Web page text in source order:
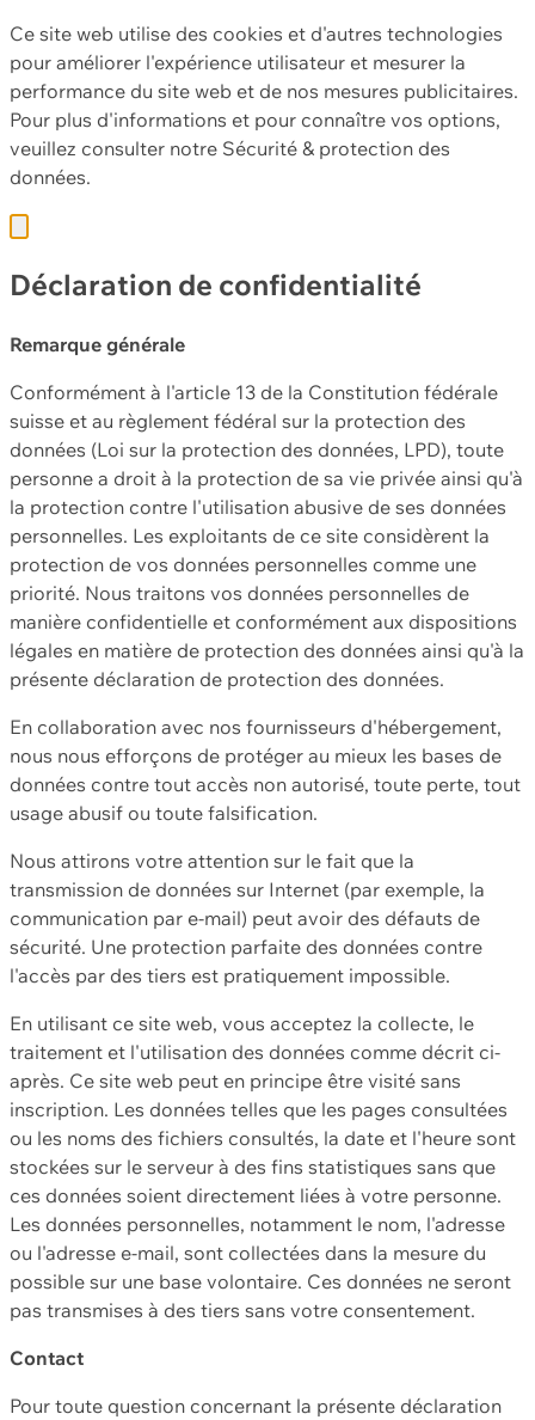
Ce site web utilise des cookies et d'autres technologies
pour améliorer l'expérience utilisateur et mesurer la
performance du site web et de nos mesures publicitaires.
Pour plus d'informations et pour connaître vos options,
veuillez consulter notre Sécurité & protection des
données.
Déclaration de confidentialité
Remarque générale
Conformément à l'article 13 de la Constitution fédérale
suisse et au règlement fédéral sur la protection des
données (Loi sur la protection des données, LPD), toute
personne a droit à la protection de sa vie privée ainsi qu'à
la protection contre l'utilisation abusive de ses données
personnelles. Les exploitants de ce site considèrent la
protection de vos données personnelles comme une
priorité. Nous traitons vos données personnelles de
manière confidentielle et conformément aux dispositions
légales en matière de protection des données ainsi qu'à la
présente déclaration de protection des données.
En collaboration avec nos fournisseurs d'hébergement,
nous nous efforçons de protéger au mieux les bases de
données contre tout accès non autorisé, toute perte, tout
usage abusif ou toute falsification.
Nous attirons votre attention sur le fait que la
transmission de données sur Internet (par exemple, la
communication par e-mail) peut avoir des défauts de
sécurité. Une protection parfaite des données contre
l'accès par des tiers est pratiquement impossible.
En utilisant ce site web, vous acceptez la collecte, le
traitement et l'utilisation des données comme décrit ci-
après. Ce site web peut en principe être visité sans
inscription. Les données telles que les pages consultées
ou les noms des fichiers consultés, la date et l'heure sont
stockées sur le serveur à des fins statistiques sans que
ces données soient directement liées à votre personne.
Les données personnelles, notamment le nom, l'adresse
ou l'adresse e-mail, sont collectées dans la mesure du
possible sur une base volontaire. Ces données ne seront
pas transmises à des tiers sans votre consentement.
Contact
Pour toute question concernant la présente déclaration